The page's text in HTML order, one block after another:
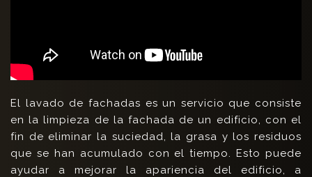
El lavado de fachadas es un servicio que consiste
en la limpieza de la fachada de un edificio, con el
fin de eliminar la suciedad, la grasa y los residuos
que se han acumulado con el tiempo. Esto puede
ayudar a mejorar la apariencia del edificio, a